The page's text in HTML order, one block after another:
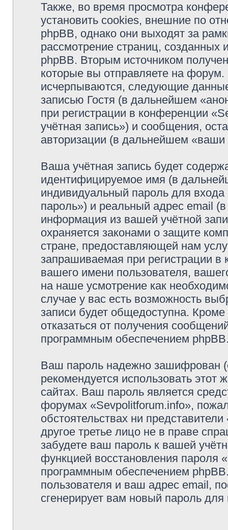
Также, во время просмотра
установить cookies, внешние по
phpBB, однако они выходят за
рассмотрение страниц,
phpBB. Вторым источником
которые вы отправляете на
исчерпываются, следующие
записью Гостя (в дальнейшем
при регистрации в конференции
учётная запись») и сообщения,
авторизации (в дальнейшем
Ваша учётная запись будет
идентифицируемое имя (в
индивидуальный пароль для
пароль») и реальный адрес email
информация из вашей учётной
охраняется законами о защите
стране, предоставляющей нам
запрашиваемая при регистрации
вашего имени пользователя,
на наше усмотрение как
случае у вас есть возможность
записи будет общедоступна. Кроме
отказаться от получения
программным обеспечением
Ваш пароль надежно зашифрован
рекомендуется использовать этот
сайтах. Ваш пароль является
форумах «Sevpolitforum.info»,
обстоятельствах ни
другое третье лицо не в праве
забудете ваш пароль к вашей
функцией восстановления пароля
программным обеспечением
пользователя и ваш адрес email,
сгенерирует вам новый пароль